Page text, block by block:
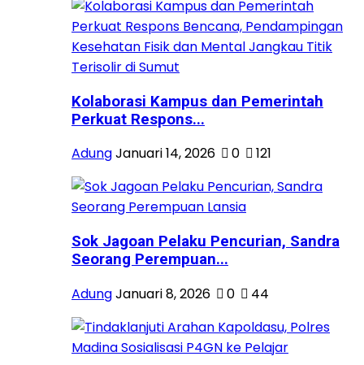
Kolaborasi Kampus dan Pemerintah
Perkuat Respons...
AdungJanuari 14, 2026 0 121
Sok Jagoan Pelaku Pencurian, Sandra
Seorang Perempuan...
AdungJanuari 8, 2026 0 44